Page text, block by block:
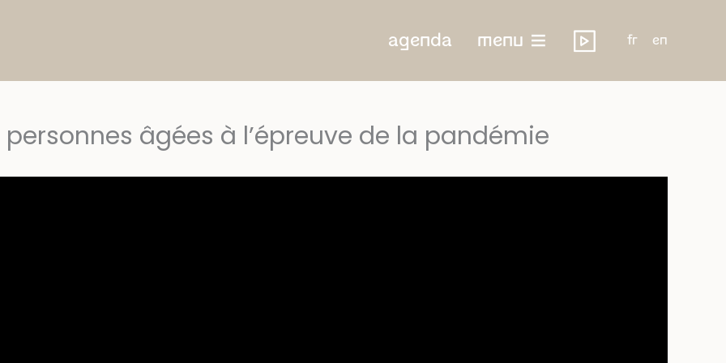
agenda menu fr en
âgées à l’épreuve de la pandémie